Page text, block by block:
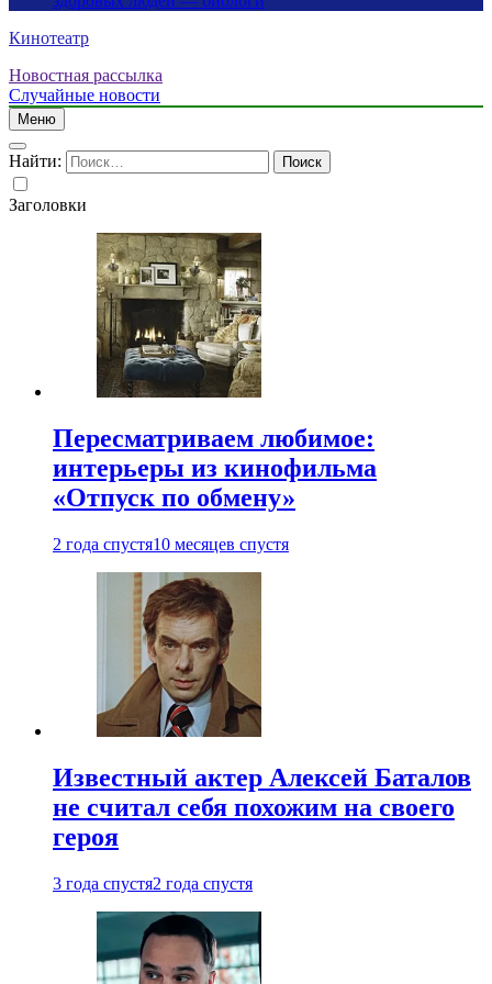
Кинотеатр
Новостная рассылка
Случайные новости
Меню
Найти:
Заголовки
Пересматриваем любимое:
интерьеры из кинофильма
«Отпуск по обмену»
2 года спустя10 месяцев спустя
Известный актер Алексей Баталов
не считал себя похожим на своего
героя
3 года спустя2 года спустя